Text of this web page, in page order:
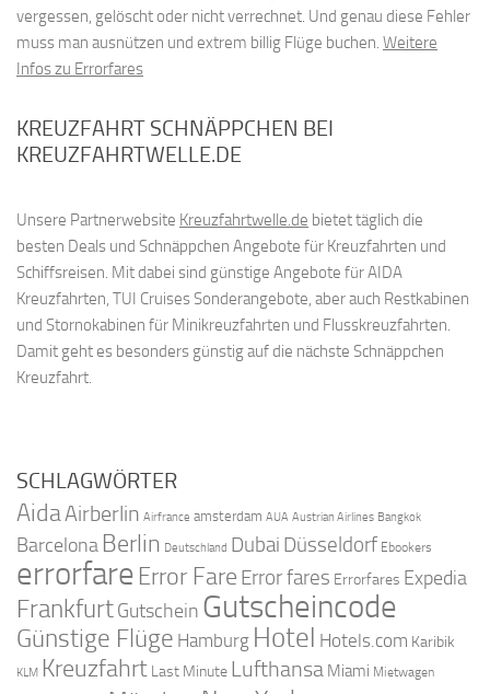
vergessen, gelöscht oder nicht verrechnet. Und genau diese Fehler
muss man ausnützen und extrem billig Flüge buchen. Weitere
Infos zu Errorfares
KREUZFAHRT SCHNÄPPCHEN BEI
KREUZFAHRTWELLE.DE
Unsere Partnerwebsite Kreuzfahrtwelle.de bietet täglich die
besten Deals und Schnäppchen Angebote für Kreuzfahrten und
Schiffsreisen. Mit dabei sind günstige Angebote für AIDA
Kreuzfahrten, TUI Cruises Sonderangebote, aber auch Restkabinen
und Stornokabinen für Minikreuzfahrten und Flusskreuzfahrten.
Damit geht es besonders günstig auf die nächste Schnäppchen
Kreuzfahrt.
SCHLAGWÖRTER
AidaAirberlin Airfrance amsterdam AUA Austrian Airlines Bangkok
Barcelona Berlin Deutschland Dubai Düsseldorf Ebookers
errorfare Error Fare Error fares Errorfares Expedia
FrankfurtGutschein Gutscheincode
Günstige Flüge Hamburg Hotel Hotels.com Karibik
KLM Kreuzfahrt Last Minute Lufthansa Miami Mietwagen